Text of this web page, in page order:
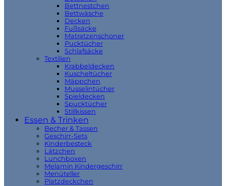
Bettnestchen
Bettwäsche
Decken
Fußsäcke
Matratzenschoner
Pucktücher
Schlafsäcke
Textilien
Krabbeldecken
Kuscheltücher
Mäppchen
Musselintücher
Spieldecken
Spucktücher
Stillkissen
Essen & Trinken
Becher & Tassen
Geschirr-Sets
Kinderbesteck
Lätzchen
Lunchboxen
Melamin Kindergeschirr
Menüteller
Platzdeckchen